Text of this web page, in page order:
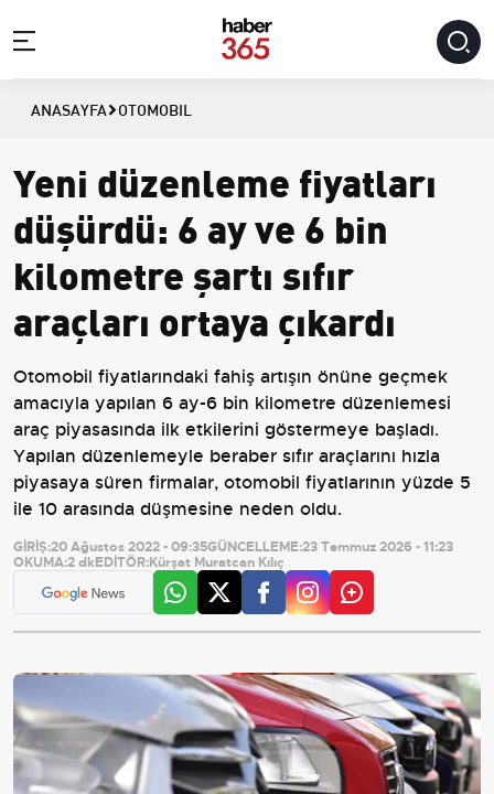
ANASAYFA OTOMOBIL
Yeni düzenleme fiyatları
düşürdü: 6 ay ve 6 bin
kilometre şartı sıfır
araçları ortaya çıkardı
Otomobil fiyatlarındaki fahiş artışın önüne geçmek
amacıyla yapılan 6 ay-6 bin kilometre düzenlemesi
araç piyasasında ilk etkilerini göstermeye başladı.
Yapılan düzenlemeyle beraber sıfır araçlarını hızla
piyasaya süren firmalar, otomobil fiyatlarının yüzde 5
ile 10 arasında düşmesine neden oldu.
GİRİŞ:20 Ağustos 2022 - 09:35GÜNCELLEME:23 Temmuz 2026 - 11:23
OKUMA:2 dkEDİTÖR:Kürşat Muratcan Kılıç